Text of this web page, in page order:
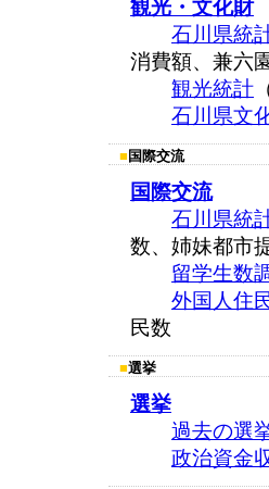
観光・文化財
石川県統
消費額、兼六
観光統計
石川県文
■ 国際交流
国際交流
石川県統
数、姉妹都市
留学生数
外国人住
民数
■選挙
選挙
過去の選
政治資金